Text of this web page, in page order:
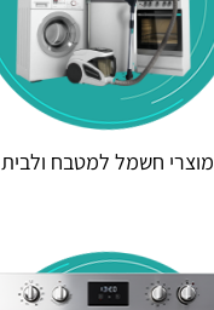
מוצרי חשמל למטבח ולבית